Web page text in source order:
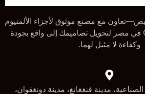
مع مصنع موثوق لأجزاء الألمنيوم
المصنعة بتقنية CNC في مصر لتحويل تصاميمك إلى واقع بجودة
وكفاءة لا مثيل لهما.
مدينة فنغغانغ، مدينة دونغقوان،